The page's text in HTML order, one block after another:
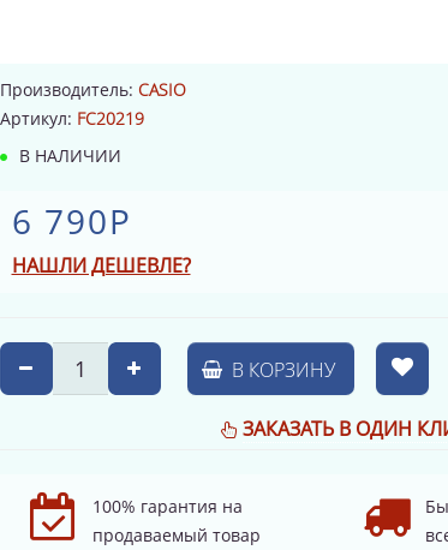
Производитель: CASIO
Артикул: FC20219
В НАЛИЧИИ
6 790Р
НАШЛИ ДЕШЕВЛЕ?
В КОРЗИНУ
ЗАКАЗАТЬ В ОДИН
100% гарантия на
продаваемый товар